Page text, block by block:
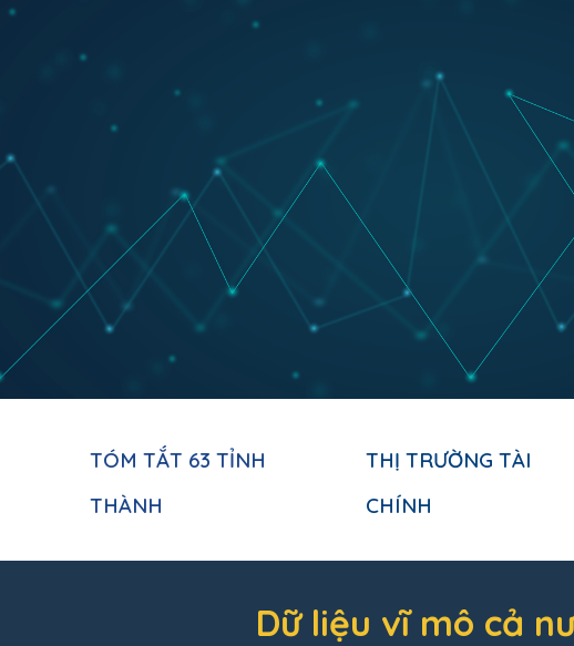
TÓM TẮT 63 TỈNH
THÀNH
THỊ TRƯỜNG TÀI
CHÍNH
Dữ liệu vĩ mô cả